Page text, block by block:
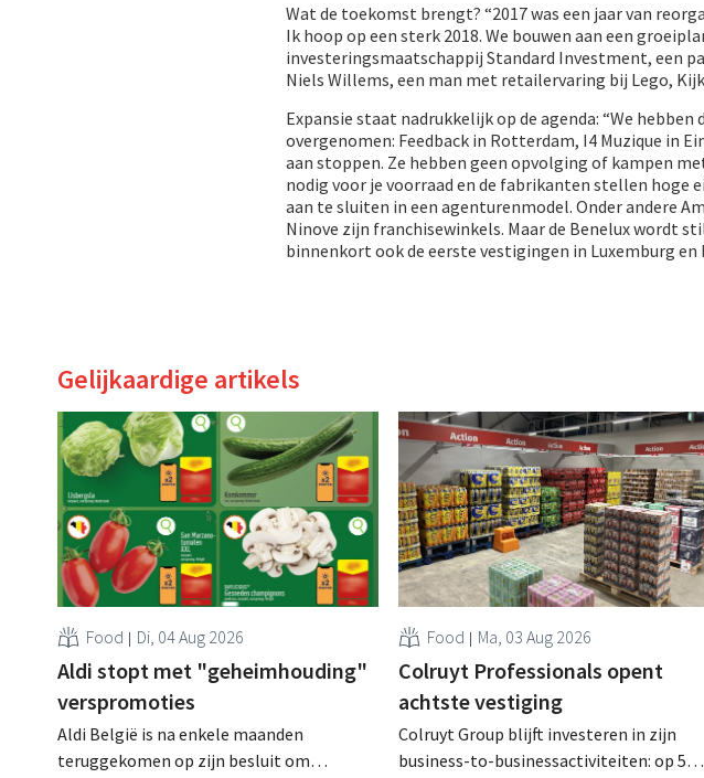
Wat de toekomst brengt? “2017 was een jaar van
Ik hoop op een sterk 2018. We bouwen aan een
investeringsmaatschappij Standard Investment, een
Niels Willems, een man met retailervaring bij Lego,
Expansie staat nadrukkelijk op de agenda: “We
overgenomen: Feedback in Rotterdam, I4 Muzique in
aan stoppen. Ze hebben geen opvolging of kampen
nodig voor je voorraad en de fabrikanten stellen hoge
aan te sluiten in een agenturenmodel. Onder andere
Ninove zijn franchisewinkels. Maar de Benelux wordt
binnenkort ook de eerste vestigingen in Luxemburg en
Gelijkaardige artikels
Food Di, 04 Aug 2026
Aldi stopt met "geheimhouding"
verspromoties
Aldi België is na enkele maanden
teruggekomen op zijn besluit om
Food Ma, 03 Aug 2026
Colruyt Professionals opent
achtste vestiging
Colruyt Group blijft investeren in zijn
business-to-businessactiviteiten: op 5